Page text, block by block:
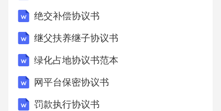
复至入住时的原状，每逾期一日，应按照租金
总额的%向甲方支付违约金。逾期超过日的，甲
方有权自行清理房屋内的物品，并要求乙方承
担因此产生的全部费用，同时乙方应按照合同
剩余租赁期限内租金总额的%向甲方支付违约
金。五、争议解决1.本合同的签订、履行、解释
绝交补偿协议书
继父扶养继子协议书
绿化占地协议书范本
网平台保密协议书
罚款执行协议书